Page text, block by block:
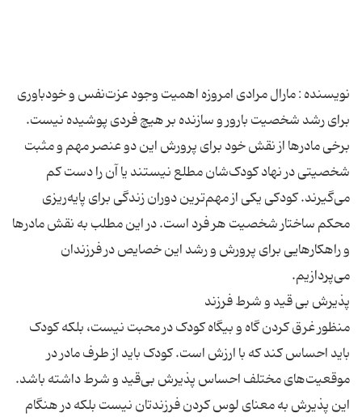
نویسنده : مارال مرادی امروزه اهمیت وجود عزت‌نفس و خودباوری
برای رشد شخصیت بارور و سازنده بر هیچ فردی پوشیده نیست.
برخی مادرها از نقش خود برای پرورش این دو عنصر مهم و مثبت
شخصیتی در نهاد کودک‌‌شان مطلع نیستند یا آن را دست کم
می‌گیرند. کودکی یکی از مهم‌ترین دوران زندگی برای پایه‌ریزی
محکم ساختار شخصیت هر فرد است. در این مطلب به نقش مادرها
و راهکارهایی برای پرورش و رشد این خصایص در فرزندان‌
منظور غرق کردن گاه و بیگاه کودک در محبت نیست، بلکه کودک
باید احساس کند که با ارزش است. کودک باید از طرف مادر در
موقعیت‌های مختلف احساس پذیرش بی‌قید و شرط داشته باشد.
این پذیرش به معنای لوس کردن فرزندتان نیست بلکه در هنگام